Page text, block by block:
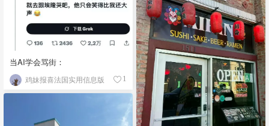
当AI学会骂街：
鸡妹报喜法国实用信息版 1